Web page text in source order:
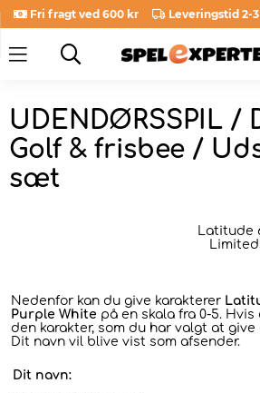
Fri fragt ved 600 kr Leveringstid 2-
UDENDØRSSPIL /
Golf & frisbee /
sæt
Latitude
Nedenfor kan du give karakterer
Purple White på en skala fra 0-5.
den karakter, som du har valgt at give
Dit navn vil blive vist som afsender.
Dit navn: